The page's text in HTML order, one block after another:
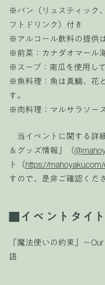
※パン（リュスティック
フトドリンク）付き
※アルコール飲料の提供
※前菜：カナダオマール
※スープ：南瓜を使用し
※魚料理：魚は真鯛、花
す。
※肉料理：マルサラソー
当イベントに関する詳
＆グッズ情報』（
ト（https://
すので、是非ご確認くだ
■イベントタイ
『魔法使いの約束』～
語